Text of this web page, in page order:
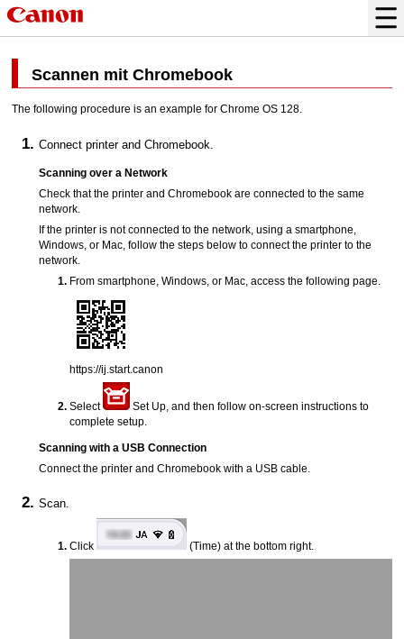
Scannen mitChromebook
The following procedure is an example forChrome OS 128.
ConnectprinterandChromebook.
Scanning over a Network
Check that theprinter andChromebook are connected to the same
network.
If theprinter is not connected to the network, using a smartphone,
Windows , or Mac , follow the steps below to connect theprinter to the
network.
From smartphone,Windows , or Mac , access the following page.
https://ij.start.canon
Select Set Up , and then follow on-screen instructions to
complete setup.
Scanning with aUSB Connection
Connect theprinter andChromebook with a USB cable.
Scan.
Click (Time) at the bottom right.